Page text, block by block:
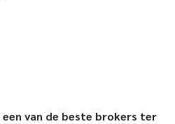
van de beste brokers ter